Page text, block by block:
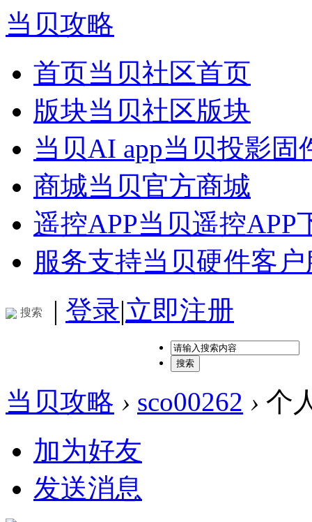
当贝攻略
首页当贝社区首页
版块当贝社区版块
当贝AI app当贝投影固
商城当贝官方商城
遥控APP当贝遥控APP
服务支持当贝硬件客
搜索 | 登录|立即注册
搜索
当贝攻略 › sco00262 › 个
加为好友
发送消息